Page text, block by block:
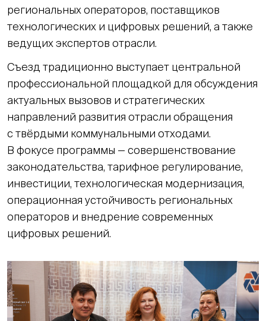
региональных операторов, поставщиков
технологических и цифровых решений, а также
ведущих экспертов отрасли.
Съезд традиционно выступает центральной
профессиональной площадкой для обсуждения
актуальных вызовов и стратегических
направлений развития отрасли обращения
с твёрдыми коммунальными отходами.
В фокусе программы — совершенствование
законодательства, тарифное регулирование,
инвестиции, технологическая модернизация,
операционная устойчивость региональных
операторов и внедрение современных
цифровых решений.